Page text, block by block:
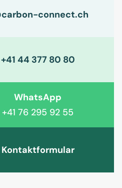
connect.ch
+41 44 377 80 80
WhatsApp
+41 76 295 92 55
Kontaktformular